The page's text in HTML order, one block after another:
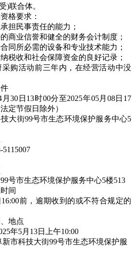
)联合体。
格要求：
担民事责任的能力；
商业信誉和健全的财务会计制度；
同所必需的设备和专业技术能力；
税收和社会保障资金的良好记录；
采购活动前三年内，在经营活动中没
月30日13时00分至2025年05月08日17
定节假日除外）
大街99号市生态环境保护服务中心5
5115007
99号市生态环境保护服务中心5楼513
间
16:00前，逾期收到的或不符合规定的
地点
年5月 13日上午10:00
新市科技大街99号市生态环境保护服